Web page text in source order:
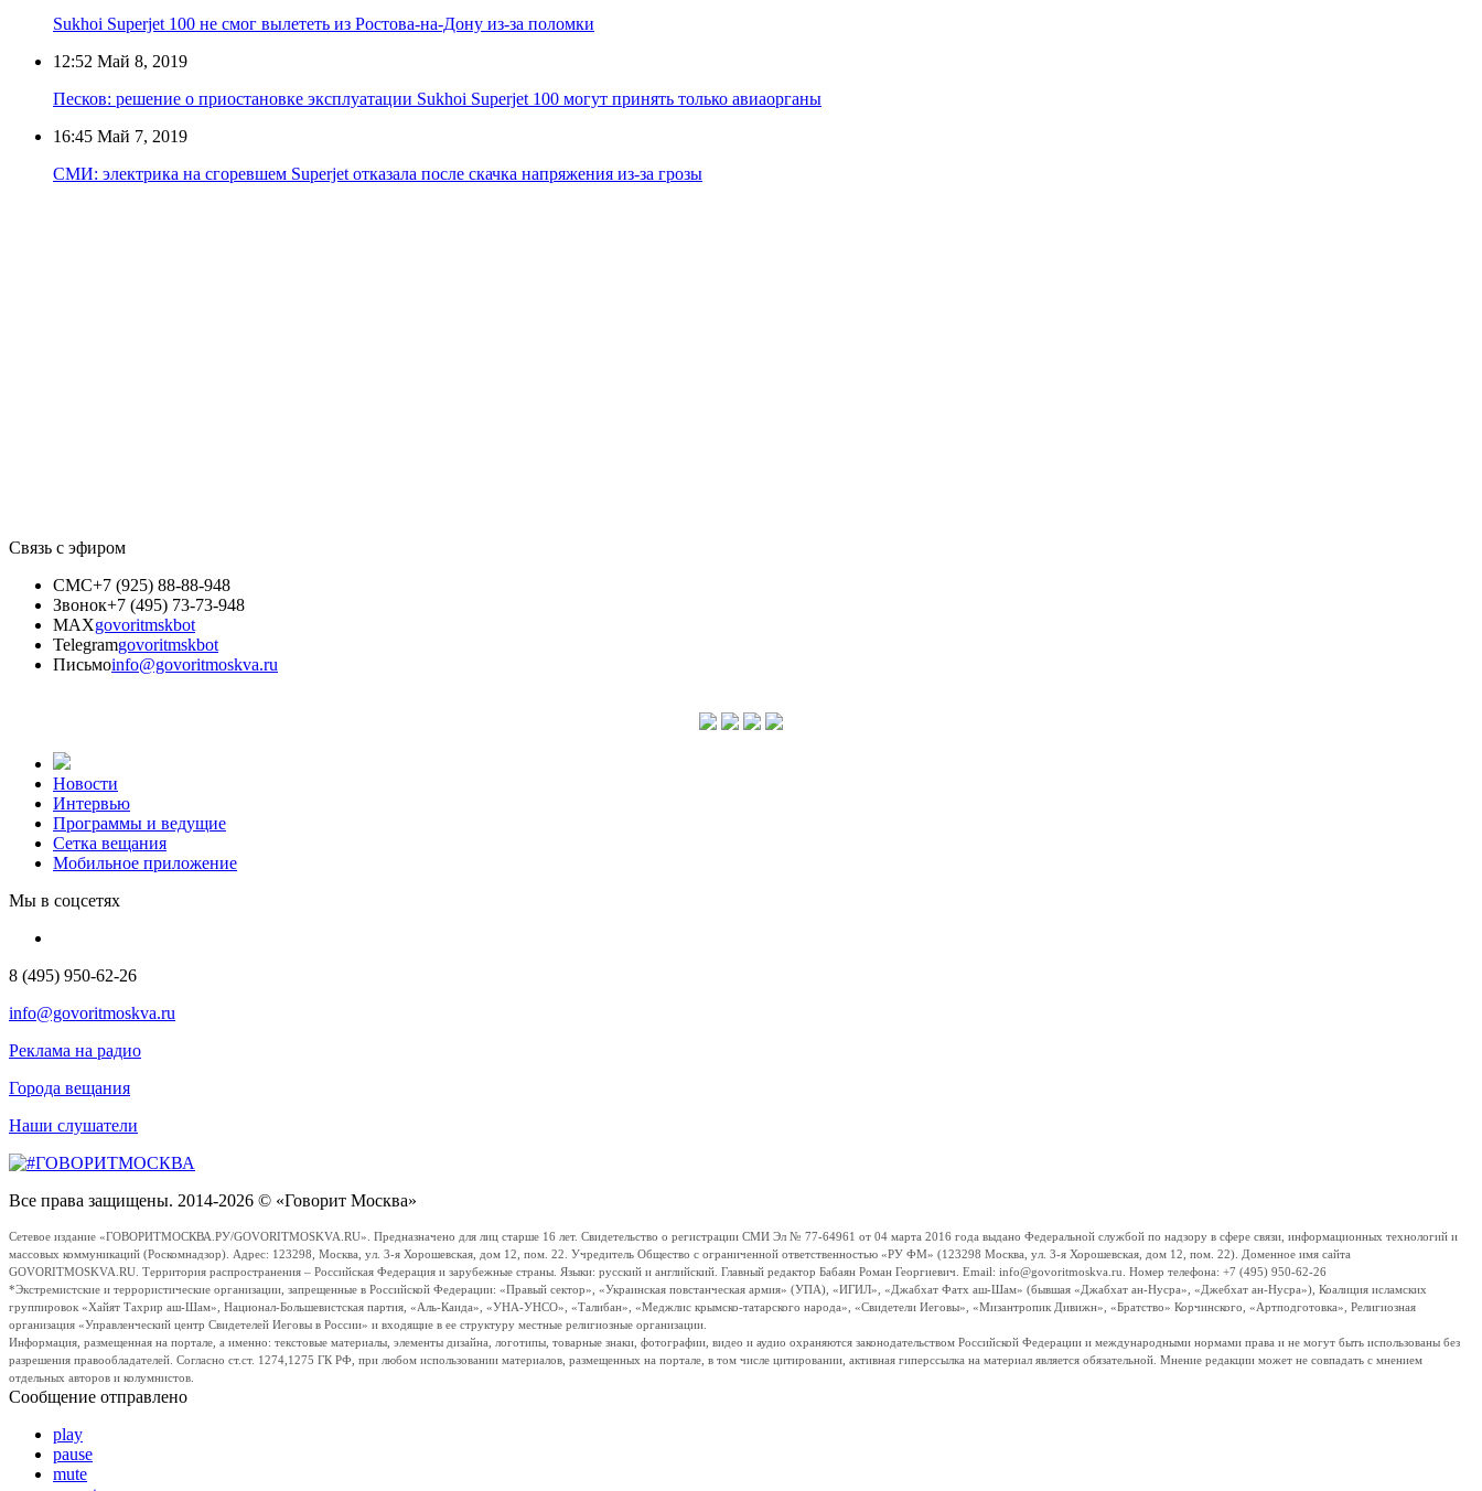
Sukhoi Superjet 100 не смог вылететь из Ростова-на-Дону из-за поломки
12:52 Май 8, 2019
Песков: решение о приостановке эксплуатации Sukhoi Superjet 100 могут принять только авиаорганы
16:45 Май 7, 2019
СМИ: электрика на сгоревшем Superjet отказала после скачка напряжения из-за грозы
Связь с эфиром
СМС+7 (925) 88-88-948
Звонок+7 (495) 73-73-948
MAXgovoritmskbot
Telegramgovoritmskbot
Письмоinfo@govoritmoskva.ru
Новости
Интервью
Программы и ведущие
Сетка вещания
Мобильное приложение
Мы в соцсетях
8 (495) 950-62-26
info@govoritmoskva.ru
Реклама на радио
Города вещания
Наши слушатели
Все права защищены. 2014-2026 © «Говорит Москва»
Сетевое издание «ГОВОРИТМОСКВА.РУ/GOVORITMOSKVA.RU». Предназначено для лиц старше 16 лет. Свидетельство о регистрации СМИ Эл № 77-64961 от 04 марта 2016 года выдано Федеральной службой по надзору в сфере связи, информационных технологий и
массовых коммуникаций (Роскомнадзор). Адрес: 123298, Москва, ул. 3-я Хорошевская, дом 12, пом. 22. Учредитель Общество с ограниченной ответственностью «РУ ФМ» (123298 Москва, ул. 3-я Хорошевская, дом 12, пом. 22). Доменное имя сайта
GOVORITMOSKVA.RU. Территория распространения – Российская Федерация и зарубежные страны. Языки: русский и английский. Главный редактор Бабаян Роман Георгиевич. Email: info@govoritmoskva.ru. Номер телефона: +7 (495) 950-62-26
*Экстремистские и террористические организации, запрещенные в Российской Федерации: «Правый сектор», «Украинская повстанческая армия» (УПА), «ИГИЛ», «Джабхат Фатх аш-Шам» (бывшая «Джабхат ан-Нусра», «Джебхат ан-Нусра»), Коалиция исламских
группировок «Хайят Тахрир аш-Шам», Национал-Большевистская партия, «Аль-Каида», «УНА-УНСО», «Талибан», «Меджлис крымско-татарского народа», «Свидетели Иеговы», «Мизантропик Дивижн», «Братство» Корчинского, «Артподготовка», Религиозная
организация «Управленческий центр Свидетелей Иеговы в России» и входящие в ее структуру местные религиозные организации.
Информация, размещенная на портале, а именно: текстовые материалы, элементы дизайна, логотипы, товарные знаки, фотографии, видео и аудио охраняются законодательством Российской Федерации и международными нормами права и не могут быть использованы без
разрешения правообладателей. Согласно ст.ст. 1274,1275 ГК РФ, при любом использовании материалов, размещенных на портале, в том числе цитировании, активная гиперссылка на материал является обязательной. Мнение редакции может не совпадать с мнением
отдельных авторов и колумнистов.
Сообщение отправлено
play
pause
mute